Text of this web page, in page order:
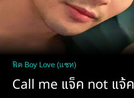
ฟิค Boy Love (แชท)
Call me แจ็ค not แจ้ค